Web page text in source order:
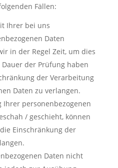
Fällen:
Ihrer bei uns
Daten
in der Regel Zeit, um dies
der Prüfung haben
der Verarbeitung
Daten zu verlangen.
Ihrer personenbezogenen
/ geschieht, können
Einschränkung der
Daten nicht